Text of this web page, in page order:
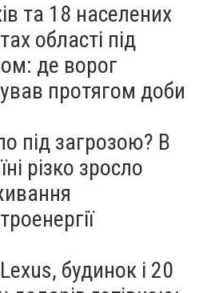
та 18 населених
області під
де ворог
протягом доби
під загрозою? В
різко зросло
будинок і 20